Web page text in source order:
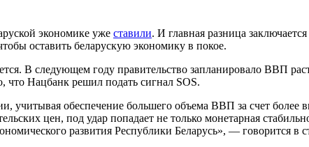
экономике уже ставили. И главная разница
оставить беларускую экономику в покое.
В следующем году правительство запланировало ВВП
что Нацбанк решил подать сигнал SOS.
учитывая обеспечение большего объема ВВП за счет более
цен, под удар попадает не только монетарная
развития Республики Беларусь», — говорится в